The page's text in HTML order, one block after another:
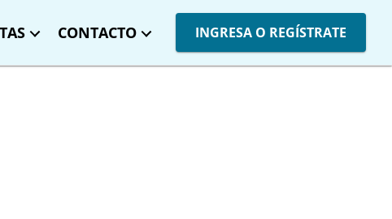
CONTACTO INGRESA O REGÍSTRATE